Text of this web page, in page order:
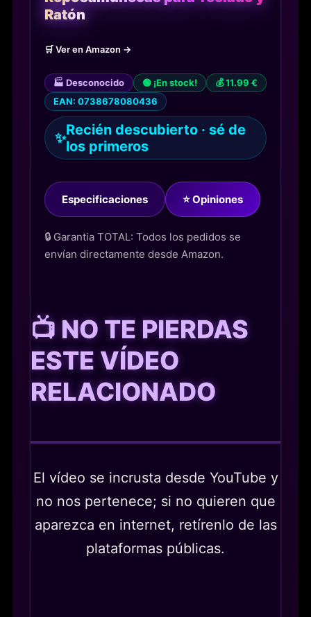
Ratón
🛒 Ver en Amazon →
🏭 Desconocido 🟢 ¡En stock!
💰 11.99 €
EAN: 0738678080436
✨Recién descubierto · sé de
los primeros
Especificaciones ⭐ Opiniones
🔒 Garantia TOTAL: Todos los pedidos se
envían directamente desde Amazon.
📺 NO TE PIERDAS
ESTE VÍDEO
RELACIONADO
El vídeo se incrusta desde YouTube y
no nos pertenece; si no quieren que
aparezca en internet, retírenlo de las
plataformas públicas.